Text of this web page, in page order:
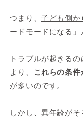
つまり、 子ども側か
ードモードになる」
トラブルが起きる
より、 これらの条件
が多いのです。
しかし、異年齢が